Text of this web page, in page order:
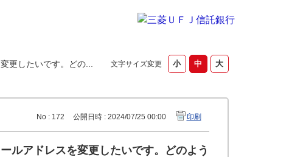
文字サイズ変更
更したいです。どの...
No : 172 公開日時 : 2024/07/25 00:00 印刷
ルアドレスを変更したいです。どのよう